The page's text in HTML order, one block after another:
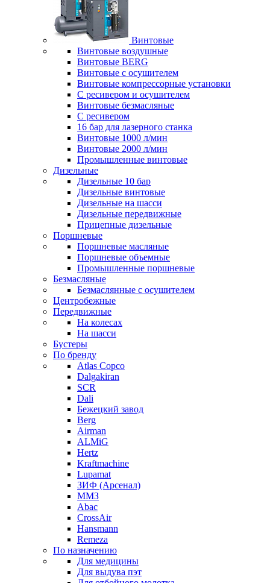
Винтовые
Винтовые воздушные
Винтовые BERG
Винтовые с осушителем
Винтовые компрессорные установки
C ресивером и осушителем
Винтовые безмасляные
C ресивером
16 бар для лазерного станка
Винтовые 1000 л/мин
Винтовые 2000 л/мин
Промышленные винтовые
Дизельные
Дизельные 10 бар
Дизельные винтовые
Дизельные на шасси
Дизельные передвижные
Прицепные дизельные
Поршневые
Поршневые масляные
Поршневые объемные
Промышленные поршневые
Безмасляные
Безмаслянные с осушителем
Центробежные
Передвижные
На колесах
На шасси
Бустеры
По бренду
Atlas Copco
Dalgakiran
SCR
Dali
Бежецкий завод
Berg
Airman
ALMiG
Hertz
Kraftmachine
Lupamat
ЗИФ (Арсенал)
ММЗ
Abac
CrossAir
Hansmann
Remeza
По назначению
Для медицины
Для выдува пэт